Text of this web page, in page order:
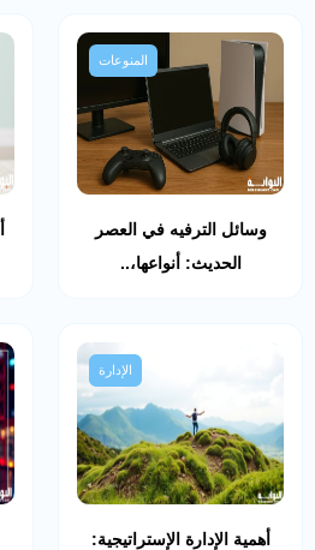
المنوعات
وسائل الترفيه في العصر
الحديث: أنواعها،..
الإدارة
أهمية الإدارة الإستراتيجية: